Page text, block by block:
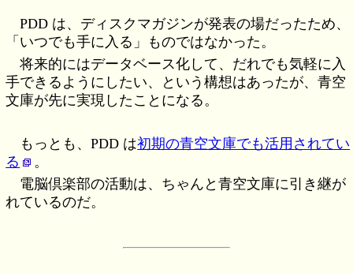
PDD は、ディスクマガジンが発表の場だったため、
「いつでも手に入る」ものではなかった。
将来的にはデータベース化して、だれでも気軽に入
手できるようにしたい、という構想はあったが、青空
文庫が先に実現したことになる。
もっとも、PDD は初期の青空文庫でも活用されてい
る
。
電脳倶楽部の活動は、ちゃんと青空文庫に引き継が
れているのだ。